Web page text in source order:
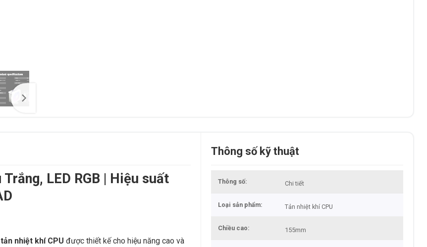
LED RGB | Hiệu suất
tản nhiệt khí CPU được thiết kế cho hiệu năng cao và
Thông số kỹ thuật
Thông số Chi tiết
Loại sản phẩm Tản nhiệt khí CPU
Chiều cao 155mm